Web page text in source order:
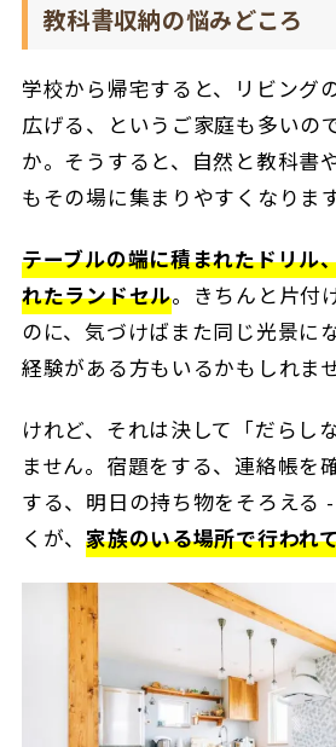
教科書収納の悩みどころ
学校から帰宅すると、リビング
広げる、というご家庭も多いの
か。 そうすると、自然と教科書
もその場に集まりやすくなります
テーブルの端に積まれたドリル
れたランドセル。きちんと片付
のに、気づけばまた同じ光景に
経験がある方もいるかもしれませ
けれど、それは決して「だらし
ません。宿題をする、連絡帳を
する、明日の持ち物をそろえる
くが、家族のいる場所で行われ